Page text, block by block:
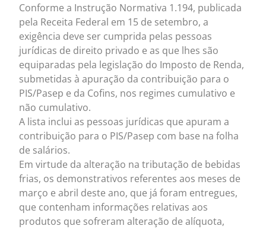
Conforme a Instrução Normativa 1.194, publicada
pela Receita Federal em 15 de setembro, a
exigência deve ser cumprida pelas pessoas
jurídicas de direito privado e as que lhes são
equiparadas pela legislação do Imposto de Renda,
submetidas à apuração da contribuição para o
PIS/Pasep e da Cofins, nos regimes cumulativo e
não cumulativo.
A lista inclui as pessoas jurídicas que apuram a
contribuição para o PIS/Pasep com base na folha
de salários.
Em virtude da alteração na tributação de bebidas
frias, os demonstrativos referentes aos meses de
março e abril deste ano, que já foram entregues,
que contenham informações relativas aos
produtos que sofreram alteração de alíquota,